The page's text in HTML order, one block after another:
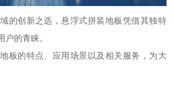
的创新之选，悬浮式拼装地板凭借其独特
的青睐。
板的特点、应用场景以及相关服务，为大